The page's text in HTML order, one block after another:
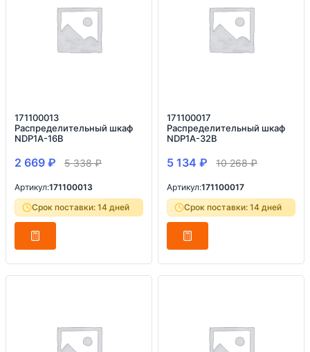
171100013
Распределительный шкаф
NDP1A-16B
2 669 ₽ 5 338₽
Артикул:171100013
Срок поставки: 14 дней
171100017
Распределительный шкаф
NDP1A-32B
5 134 ₽ 10 268₽
Артикул:171100017
Срок поставки: 14 дней